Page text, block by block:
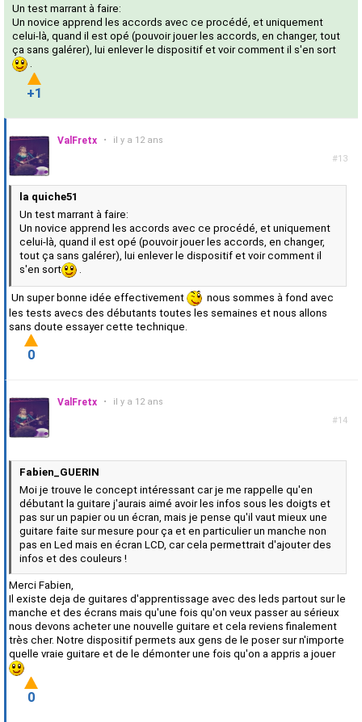
Un test marrant à faire:
Un novice apprend les accords avec ce procédé, et uniquement
celui-là, quand il est opé (pouvoir jouer les accords, en changer, tout
ça sans galérer), lui enlever le dispositif et voir comment il s'en sort
.
+1
#13
ValFretx • il y a 12 ans
la quiche51
Un test marrant à faire:
Un novice apprend les accords avec ce procédé, et uniquement
celui-là, quand il est opé (pouvoir jouer les accords, en changer,
tout ça sans galérer), lui enlever le dispositif et voir comment il
s'en sort
.
Un super bonne idée effectivement
nous sommes à fond avec
les tests avecs des débutants toutes les semaines et nous allons
sans doute essayer cette technique.
0
#14
ValFretx • il y a 12 ans
Fabien_GUERIN
Moi je trouve le concept intéressant car je me rappelle qu'en
débutant la guitare j'aurais aimé avoir les infos sous les doigts et
pas sur un papier ou un écran, mais je pense qu'il vaut mieux une
guitare faite sur mesure pour ça et en particulier un manche non
pas en Led mais en écran LCD, car cela permettrait d'ajouter des
infos et des couleurs !
Merci Fabien,
Il existe deja de guitares d'apprentissage avec des leds partout sur le
manche et des écrans mais qu'une fois qu'on veux passer au sérieux
nous devons acheter une nouvelle guitare et cela reviens finalement
très cher. Notre dispositif permets aux gens de le poser sur n'importe
quelle vraie guitare et de le démonter une fois qu'on a appris a jouer
0